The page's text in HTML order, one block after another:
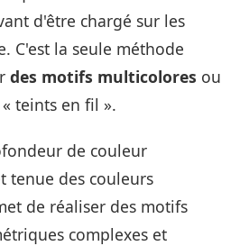
d'être chargé sur les
C'est la seule méthode
des motifs multicolores ou
teints en fil ».
de couleur
tenue des couleurs
de réaliser des motifs
complexes et